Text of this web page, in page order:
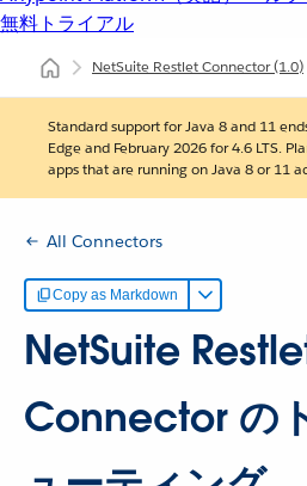
無料トライアル
NetSuite Restlet Connector(1.0)
Standard support for Java 8 and 11
Edge and February 2026 for 4.6 LTS.
apps that are running on Java 8 or 11
All Connectors
Copy as Markdown
NetSuite
Connector の